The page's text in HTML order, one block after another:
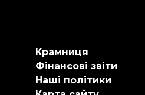
Крамниця
Фінансові звіти
Наші політики